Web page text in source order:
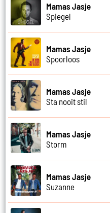
Mamas Jasje
Spiegel
Mamas Jasje
Spoorloos
Mamas Jasje
Sta nooit stil
Mamas Jasje
Storm
Mamas Jasje
Suzanne